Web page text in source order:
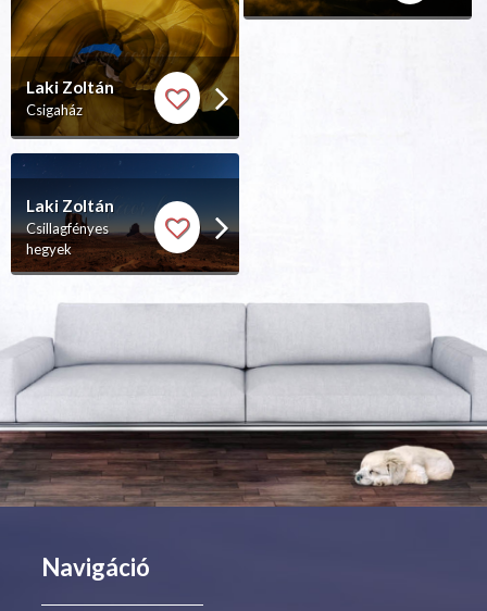
Laki Zoltán
Csigaház
Laki Zoltán
Csillagfényes
hegyek
Navigáció